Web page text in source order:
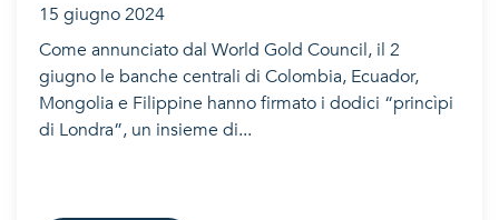
15 giugno 2024
Come annunciato dal World Gold Council, il 2
giugno le banche centrali di Colombia, Ecuador,
Mongolia e Filippine hanno firmato i dodici “princìpi
di Londra”, un insieme di...